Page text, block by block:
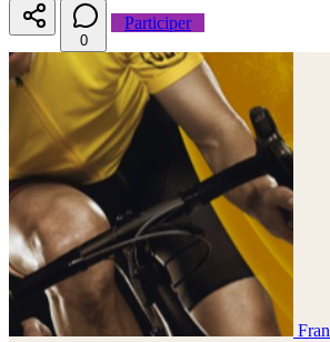
0
Participer